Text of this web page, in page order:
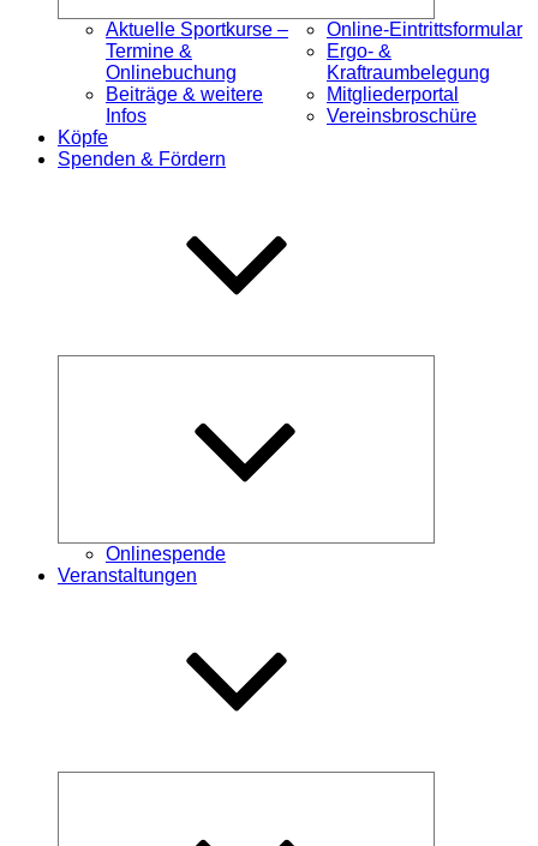
Aktuelle Sportkurse –
Termine &
Onlinebuchung
Beiträge & weitere
Infos
Online-Eintrittsformular
Ergo- &
Kraftraumbelegung
Mitgliederportal
Vereinsbroschüre
Köpfe
Spenden & Fördern
Onlinespende
Veranstaltungen